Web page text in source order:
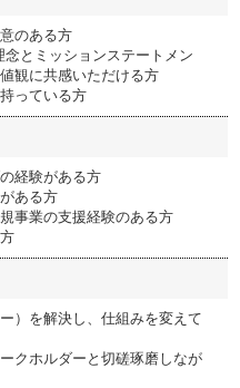
のある方
念とミッションステートメン
観に共感いただける方
っている方
経験がある方
ある方
事業の支援経験のある方
）を解決し、仕組みを変えて
クホルダーと切磋琢磨しなが